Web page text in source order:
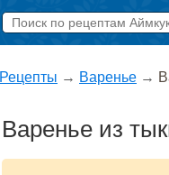
Рецепты → Варенье →
Варенье из